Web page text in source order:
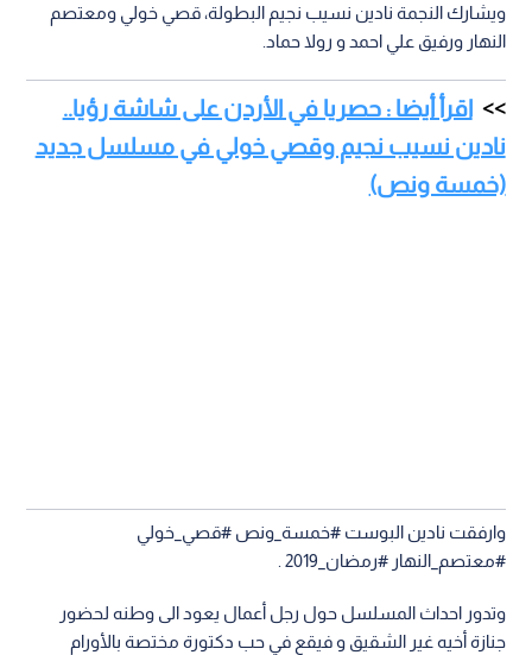
ويشارك النجمة نادين نسيب نجيم البطولة، قصي خولي ومعتصم
النهار ورفيق علي احمد و رولا حماد.
اقرأ أيضا : حصريا في الأردن على شاشة رؤيا..
نادين نسيب نجيم وقصي خولي في مسلسل جديد
(خمسة ونص)
وارفقت نادين البوست #خمسة_ونص #قصي_خولي
#معتصم_النهار #رمضان_2019 .
وتدور احداث المسلسل حول رجل أعمال يعود الى وطنه لحضور
جنازة أخيه غير الشقيق و فيقع في حب دكتورة مختصة بالأورام